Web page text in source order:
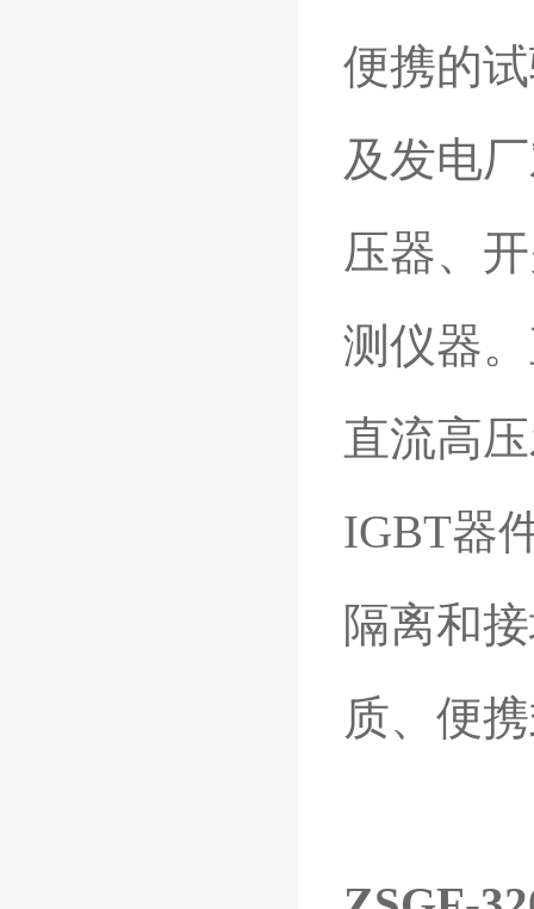
便携的
及发电
压器、
测仪器
直流高
IGBT器
隔离和
质、便